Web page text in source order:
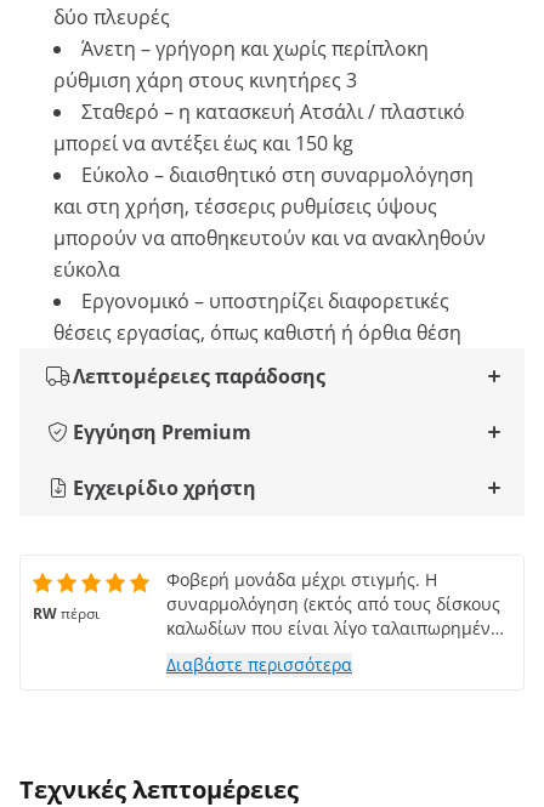
δύο πλευρές
Άνετη – γρήγορη και χωρίς περίπλοκη
ρύθμιση χάρη στους κινητήρες 3
Σταθερό – η κατασκευή Ατσάλι / πλαστικό
μπορεί να αντέξει έως και 150 kg
Εύκολο – διαισθητικό στη συναρμολόγηση
και στη χρήση, τέσσερις ρυθμίσεις ύψους
μπορούν να αποθηκευτούν και να ανακληθούν
εύκολα
Εργονομικό – υποστηρίζει διαφορετικές
θέσεις εργασίας, όπως καθιστή ή όρθια θέση
Λεπτομέρειες παράδοσης
Εγγύηση Premium
Εγχειρίδιο χρήστη
RWπέρσι
Φοβερή μονάδα μέχρι στιγμής. Η
συναρμολόγηση (εκτός από τους δίσκους
καλωδίων που είναι λίγο ταλαιπωρημένοι)
ήταν εύκολη, ήταν πολύ στιβαρή και η
ρύθμιση ύψους είναι ομαλή.
Διαβάστε περισσότερα
Τεχνικές λεπτομέρειες